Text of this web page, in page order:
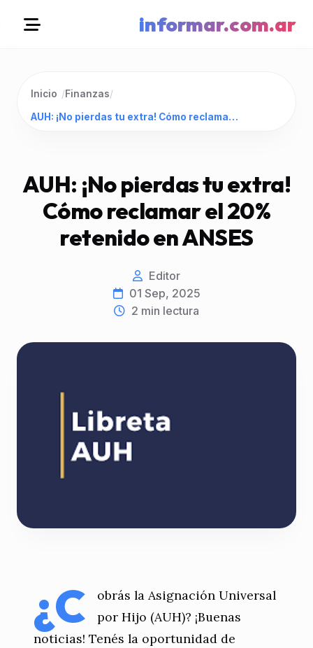
informar.com.ar
Inicio /Finanzas/
AUH: ¡No pierdas tu extra! Cómo reclamar el 20% retenido en ANSES
AUH: ¡No pierdas tu extra!
Cómo reclamar el 20%
retenido en ANSES
Editor
01 Sep, 2025
2 min lectura
¿C
obrás la Asignación Universal
por Hijo (AUH)? ¡Buenas
noticias! Tenés la oportunidad de